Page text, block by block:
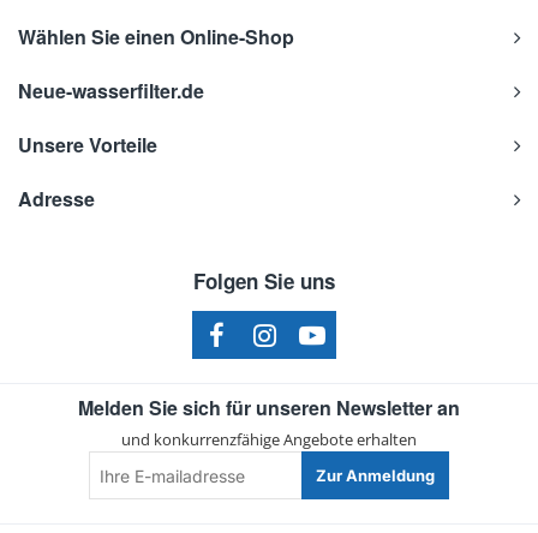
Wählen Sie einen Online-Shop
Neue-wasserfilter.de
Unsere Vorteile
Adresse
Folgen Sie uns
Melden Sie sich für unseren Newsletter an
und konkurrenzfähige Angebote erhalten
E-
mailadresse
Zur Anmeldung